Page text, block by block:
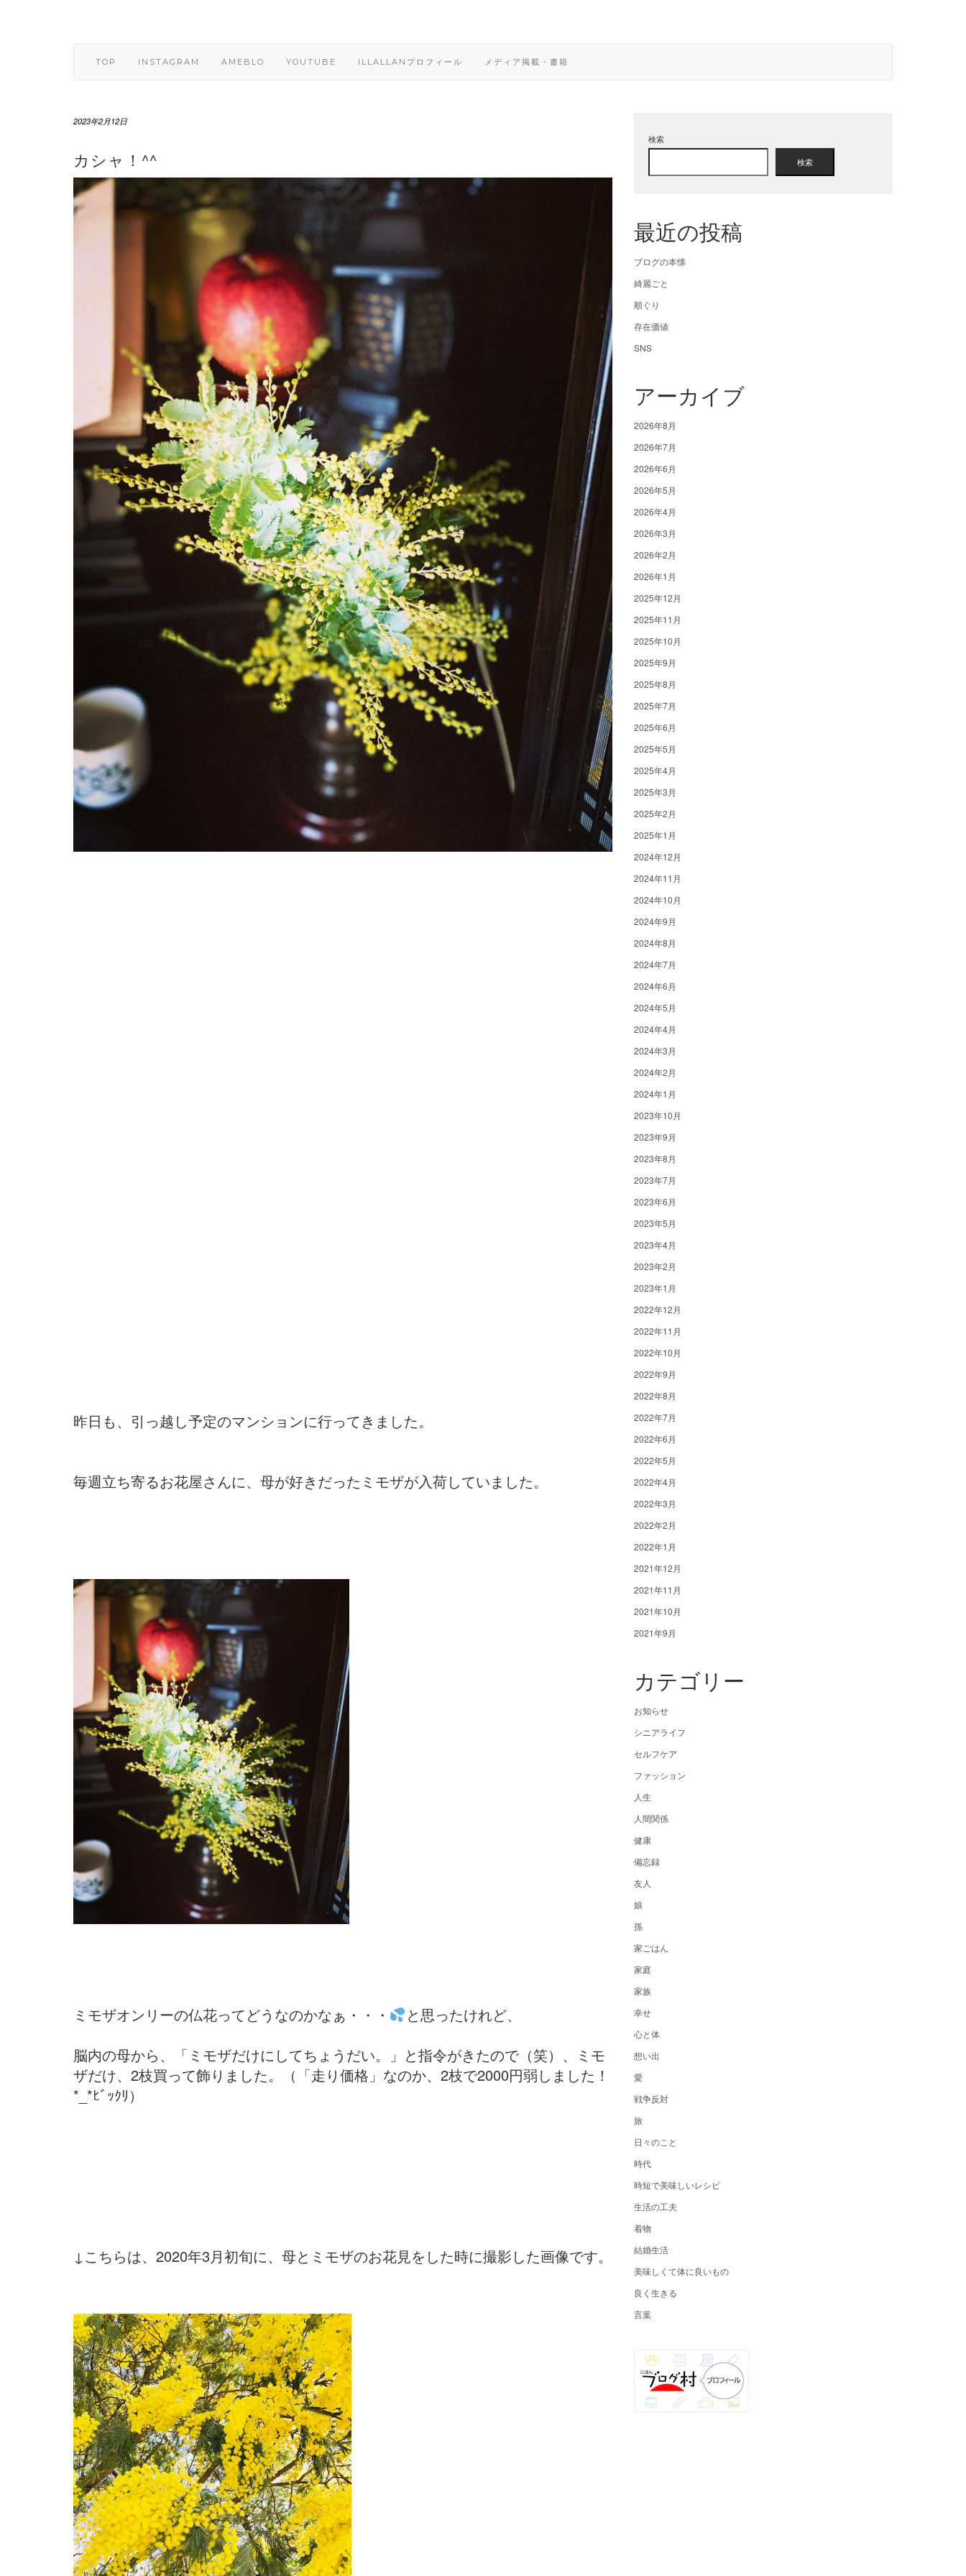
TOP INSTAGRAM AMEBLO YOUTUBE ILLALLANプロフィール メディア掲載・書籍
2023年2月12日
カシャ！^^
昨日も、引っ越し予定のマンションに行ってきました。
毎週立ち寄るお花屋さんに、母が好きだったミモザが入荷していました。
ミモザオンリーの仏花ってどうなのかなぁ・・・
と思ったけれど、
脳内の母から、「ミモザだけにしてちょうだい。」と指令がきたので（笑）、ミモ
ザだけ、2枝買って飾りました。（「走り価格」なのか、2枝で2000円弱しました！
*_*ﾋﾞｯｸﾘ）
↓こちらは、2020年3月初旬に、母とミモザのお花見をした時に撮影した画像です。
検索
検索
最近の投稿
ブログの本懐
綺麗ごと
順ぐり
存在価値
SNS
アーカイブ
2026年8月
2026年7月
2026年6月
2026年5月
2026年4月
2026年3月
2026年2月
2026年1月
2025年12月
2025年11月
2025年10月
2025年9月
2025年8月
2025年7月
2025年6月
2025年5月
2025年4月
2025年3月
2025年2月
2025年1月
2024年12月
2024年11月
2024年10月
2024年9月
2024年8月
2024年7月
2024年6月
2024年5月
2024年4月
2024年3月
2024年2月
2024年1月
2023年10月
2023年9月
2023年8月
2023年7月
2023年6月
2023年5月
2023年4月
2023年2月
2023年1月
2022年12月
2022年11月
2022年10月
2022年9月
2022年8月
2022年7月
2022年6月
2022年5月
2022年4月
2022年3月
2022年2月
2022年1月
2021年12月
2021年11月
2021年10月
2021年9月
カテゴリー
お知らせ
シニアライフ
セルフケア
ファッション
人生
人間関係
健康
備忘録
友人
娘
孫
家ごはん
家庭
家族
幸せ
心と体
想い出
愛
戦争反対
旅
日々のこと
時代
時短で美味しいレシピ
生活の工夫
着物
結婚生活
美味しくて体に良いもの
良く生きる
言葉